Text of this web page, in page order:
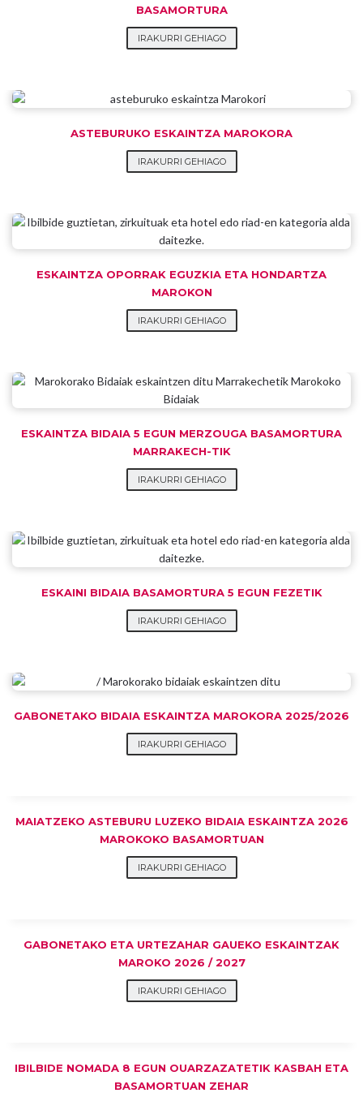
BASAMORTURA
IRAKURRI GEHIAGO
ASTEBURUKO ESKAINTZA MAROKORA
IRAKURRI GEHIAGO
ESKAINTZA OPORRAK EGUZKIA ETA HONDARTZA
MAROKON
IRAKURRI GEHIAGO
ESKAINTZA BIDAIA 5 EGUN MERZOUGA BASAMORTURA
MARRAKECH-TIK
IRAKURRI GEHIAGO
ESKAINI BIDAIA BASAMORTURA 5 EGUN FEZETIK
IRAKURRI GEHIAGO
GABONETAKO BIDAIA ESKAINTZA MAROKORA 2025/2026
IRAKURRI GEHIAGO
MAIATZEKO ASTEBURU LUZEKO BIDAIA ESKAINTZA 2026
MAROKOKO BASAMORTUAN
IRAKURRI GEHIAGO
GABONETAKO ETA URTEZAHAR GAUEKO ESKAINTZAK
MAROKO 2026 / 2027
IRAKURRI GEHIAGO
IBILBIDE NOMADA 8 EGUN OUARZAZATETIK KASBAH ETA
BASAMORTUAN ZEHAR